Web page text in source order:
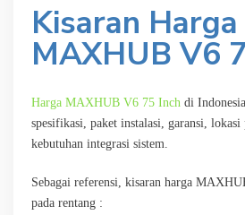
Kisaran Harga
MAXHUB V6
Harga MAXHUB V6 75 Inch di
spesifikasi, paket instalasi, garansi, lokasi
kebutuhan integrasi sistem.
Sebagai referensi, kisaran harga
pada rentang :